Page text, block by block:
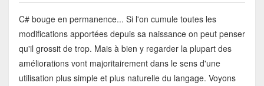
C# bouge en permanence... Si l'on cumule toutes les
modifications apportées depuis sa naissance on peut penser
qu'il grossit de trop. Mais à bien y regarder la plupart des
améliorations vont majoritairement dans le sens d'une
utilisation plus simple et plus naturelle du langage. Voyons